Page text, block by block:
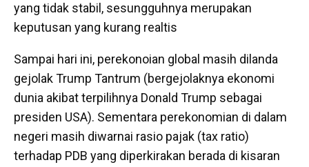
yang tidak stabil, sesungguhnya merupakan
keputusan yang kurang realtis
Sampai hari ini, perekonoian global masih dilanda
gejolak Trump Tantrum (bergejolaknya ekonomi
dunia akibat terpilihnya Donald Trump sebagai
presiden USA). Sementara perekonomian di dalam
negeri masih diwarnai rasio pajak (tax ratio)
terhadap PDB yang diperkirakan berada di kisaran